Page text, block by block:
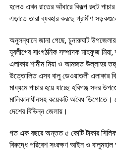
হলেও এখন রাতের আঁধারে বিকল্প রুটে
এড়াতে তারা ব্যবহার করছে গ্রামীণ
অনুসন্ধানে জানা গেছে, চুনারুঘাট
যুবলীগের সাংগঠনিক সম্পাদক মাহফুজ
এলাকার শামীম মিয়া ও আমজত উল্লাহর
উত্তোলিত এসব বালু ডেওয়াতলী এলাকার
মাধ্যমে পাচার হয়ে যাচ্ছে হবিগঞ্জ সদর
মালিকানাধীনসহ কয়েকটি অবৈধ ডিপোতে।
দেশের বিভিন্ন জেলায়।
গত এক বছরে অন্তত ৫ কোটি টাকার
বিরুদ্ধে পরিবেশ সংরক্ষণ আইন ও